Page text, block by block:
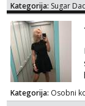
Kategorija: Sugar
Kategorija: Osobni